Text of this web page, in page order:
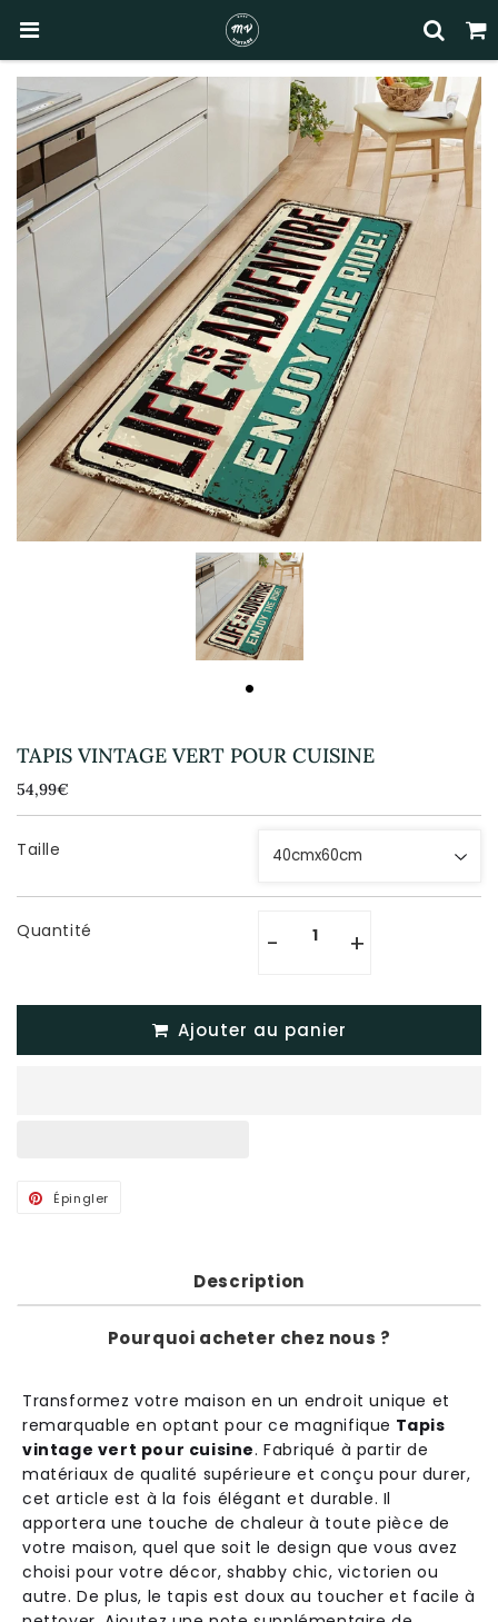
TAPIS VINTAGE VERT POUR CUISINE
54,99€
Unit
price
Taille
Quantité - +
Ajouter au panier
Épingler
Description
Pourquoi acheter chez nous ?
Transformez votre maison en un endroit unique et
remarquable en optant pour ce magnifique Tapis
vintage vert pour cuisine. Fabriqué à partir de
matériaux de qualité supérieure et conçu pour durer,
cet article est à la fois élégant et durable. Il
apportera une touche de chaleur à toute pièce de
votre maison, quel que soit le design que vous avez
choisi pour votre décor, shabby chic, victorien ou
autre. De plus, le tapis est doux au toucher et facile à